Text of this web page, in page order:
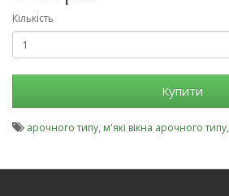
Кількість
Купити
арочного типу, м'які вікна арочного типу,